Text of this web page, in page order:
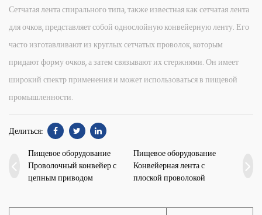
Сетчатая лента спирального типа, также известная как сетчатая лента
для очков, представляет собой однослойную конвейерную ленту. Его
часто изготавливают из круглых сетчатых проволок, которым
придают форму очков, а затем связывают их стержнями. Он имеет
широкий спектр применения и может использоваться в пищевой
промышленности.
Делиться:
Пищевое оборудование
Проволочный конвейер с
цепным приводом
Пищевое оборудование
Конвейерная лента с
плоской проволокой